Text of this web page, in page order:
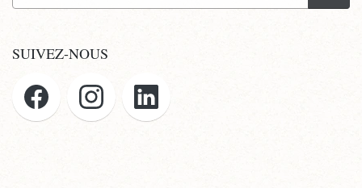
SUIVEZ-NOUS